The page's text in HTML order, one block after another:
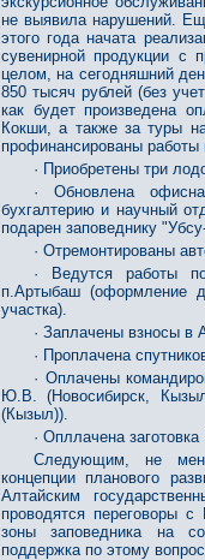
не выявила нарушений.
этого года начата
сувенирной продукции с
целом, на сегодняшний
850 тысяч рублей (без
как будет произведена
Кокши, а также за туры
профинансированы работы
· Приобретены три
· Обновлена
бухгалтерию и научный
подарен заповеднику
· Отремонтированы
· Ведутся работы
п.Артыбаш (оформление
участка).
· Заплачены взносы в
· Проплачена
· Оплачены
Ю.В. (Новосибирск,
(Кызыл)).
· Опллачена
Следующим, не
концепции планового
Алтайским
проводятся переговоры
зоны заповедника на
поддержка по этому